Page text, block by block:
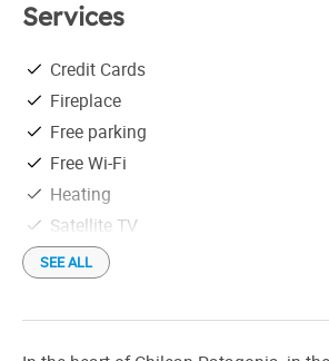
Services
Credit Cards
Fireplace
Free parking
Free Wi-Fi
Heating
Satellite TV
Shower
Terrace / Solarium
Tourist information
Lavandería
SEE ALL